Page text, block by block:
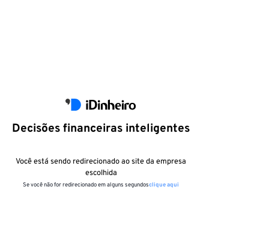
Decisões financeiras inteligentes
Você está sendo redirecionado ao site da empresa
escolhida
Se você não for redirecionado em alguns segundosclique aqui